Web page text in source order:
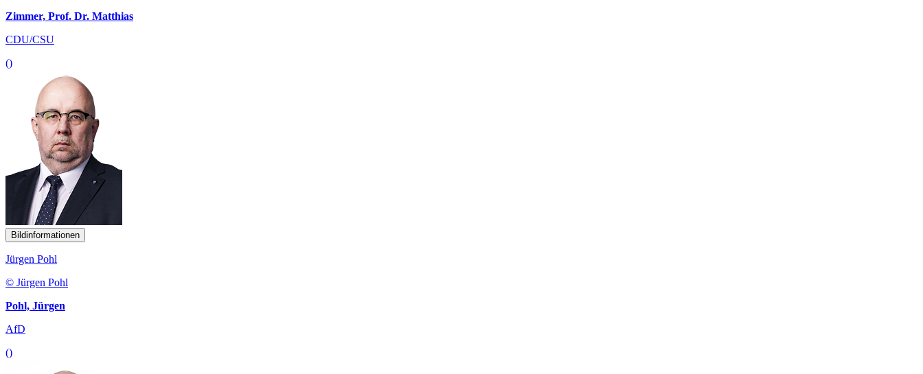
Zimmer, Prof. Dr. Matthias
CDU/CSU
()
Bildinformationen
Jürgen Pohl
© Jürgen Pohl
Pohl, Jürgen
AfD
()